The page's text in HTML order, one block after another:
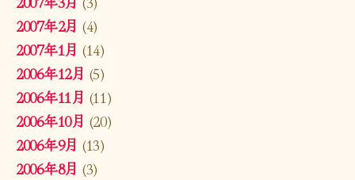
2007年2月 (4)
2007年1月 (14)
2006年12月 (5)
2006年11月 (11)
2006年10月 (20)
2006年9月 (13)
2006年8月 (3)